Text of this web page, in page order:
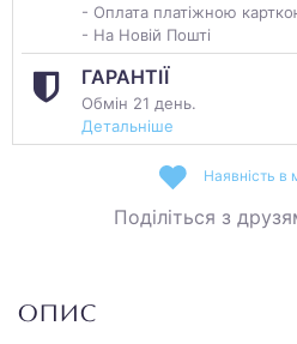
- Оплата платіжною
- На Новій Пошті
ГАРАНТІЇ
Обмін 21 день.
Детальніше
Наявність в
Поділіться з
ОПИС